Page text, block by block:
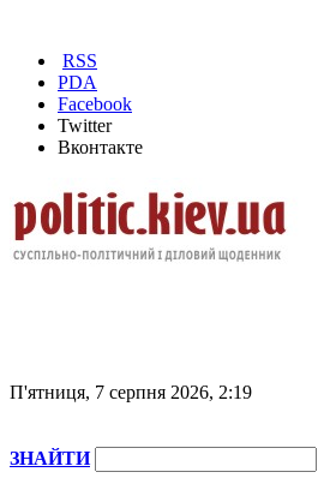
RSS
PDA
Facebook
Twitter
Вконтакте
П'ятниця, 7 серпня 2026, 2:19
ЗНАЙТИ